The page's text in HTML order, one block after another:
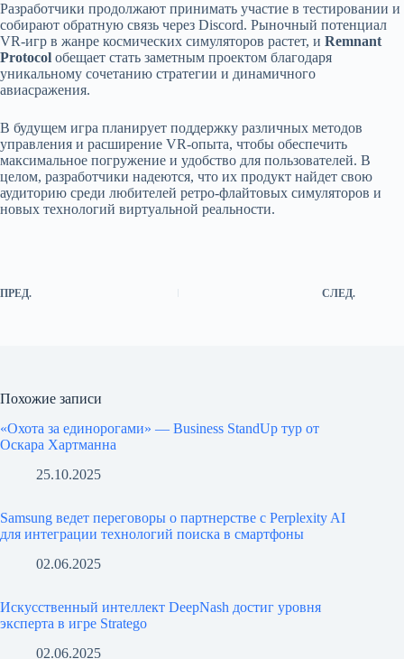
Разработчики продолжают принимать участие в тестировании и
собирают обратную связь через Discord. Рыночный потенциал
VR-игр в жанре космических симуляторов растет, и Remnant
Protocol обещает стать заметным проектом благодаря
уникальному сочетанию стратегии и динамичного
авиасражения.
В будущем игра планирует поддержку различных методов
управления и расширение VR-опыта, чтобы обеспечить
максимальное погружение и удобство для пользователей. В
целом, разработчики надеются, что их продукт найдет свою
аудиторию среди любителей ретро-флайтовых симуляторов и
новых технологий виртуальной реальности.
ПРЕД. СЛЕД.
Похожие записи
«Охота за единорогами» — Business StandUp тур от
Оскара Хартманна
25.10.2025
Samsung ведет переговоры о партнерстве с Perplexity AI
для интеграции технологий поиска в смартфоны
02.06.2025
Искусственный интеллект DeepNash достиг уровня
эксперта в игре Stratego
02.06.2025